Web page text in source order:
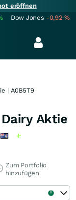
eröffnen
Dow Jones -0,92%
| A0B5T9
Aktie
Zum Portfolio
hinzufügen